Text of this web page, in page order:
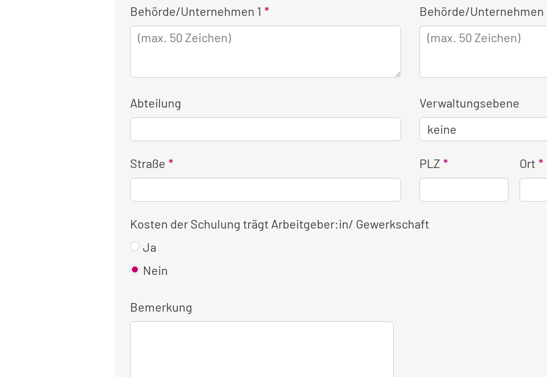
Kontaktinformationen
für
die
Anmeldung
Behörde/Unternehmen 1 Behörde/Unternehmen
Abteilung Verwaltungsebene
Straße PLZ Ort
Kosten der Schulung trägt Arbeitgeber:in/ Gewerkschaft
Ja
Nein
Bemerkung